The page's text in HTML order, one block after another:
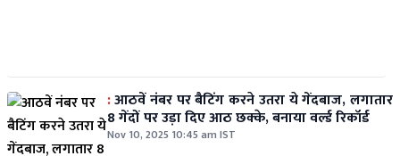
:आठवें नंबर पर बैटिंग करने उतरा ये गेंदबाज, लगातार
8 गेंदों पर उड़ा दिए आठ छक्के, बनाया वर्ल्ड रिकॉर्ड
Nov 10, 2025 10:45 am IST